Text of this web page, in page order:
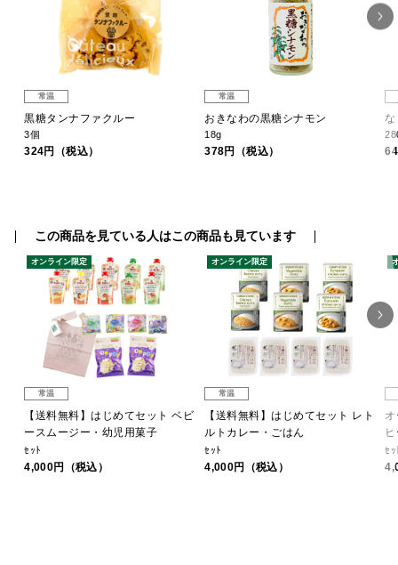
常温
黒糖タンナファクルー
3個
324円（税込）
常温
おきなわの黒糖シナモン
18g
378円（税込）
この商品を見ている人はこの商品も見ています
オンライン限定
常温
【送料無料】はじめてセット ベビ
ースムージー・幼児用菓子
ｾｯﾄ
4,000円（税込）
オンライン限定
常温
【送料無料】はじめてセット レト
ルトカレー・ごはん
ｾｯﾄ
4,000円（税込）
ｾｯ